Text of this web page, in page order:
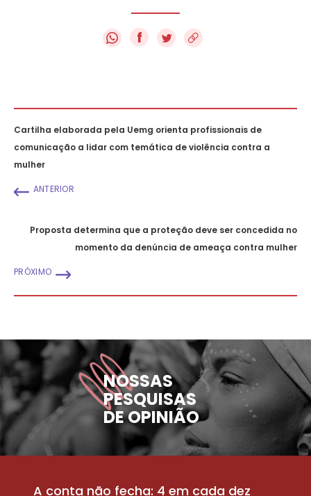
f
Cartilha elaborada pela Uemg orienta profissionais de
comunicação a lidar com temática de violência contra a
mulher
ANTERIOR
Proposta determina que a proteção deve ser concedida no
momento da denúncia de ameaça contra mulher
PRÓXIMO
NOSSAS
PESQUISAS
DE OPINIÃO
A conta não fecha: 4 em cada dez